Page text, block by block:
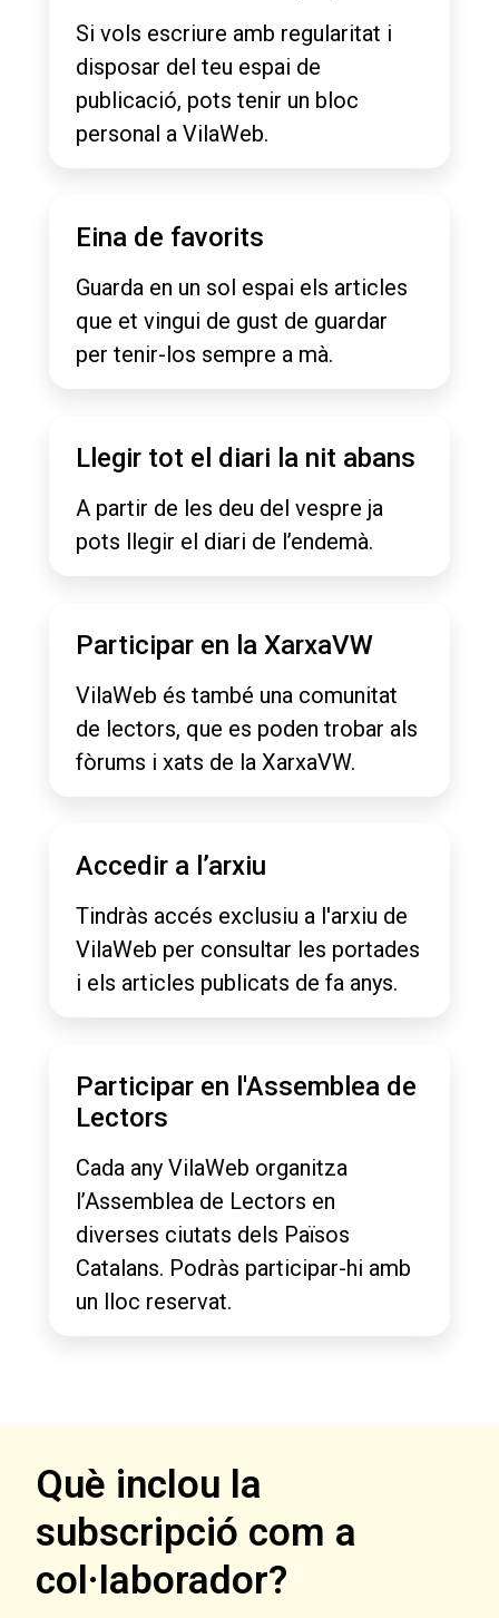
Si vols escriure amb regularitat i
disposar del teu espai de
publicació, pots tenir un bloc
personal a VilaWeb.
Eina de favorits
Guarda en un sol espai els articles
que et vingui de gust de guardar
per tenir-los sempre a mà.
Llegir tot el diari la nit abans
A partir de les deu del vespre ja
pots llegir el diari de l’endemà.
Participar en la XarxaVW
VilaWeb és també una comunitat
de lectors, que es poden trobar als
fòrums i xats de la XarxaVW.
Accedir a l’arxiu
Tindràs accés exclusiu a l'arxiu de
VilaWeb per consultar les portades
i els articles publicats de fa anys.
Participar en l'Assemblea de
Lectors
Cada any VilaWeb organitza
l’Assemblea de Lectors en
diverses ciutats dels Països
Catalans. Podràs participar-hi amb
un lloc reservat.
Què inclou la
subscripció com a
col·laborador?